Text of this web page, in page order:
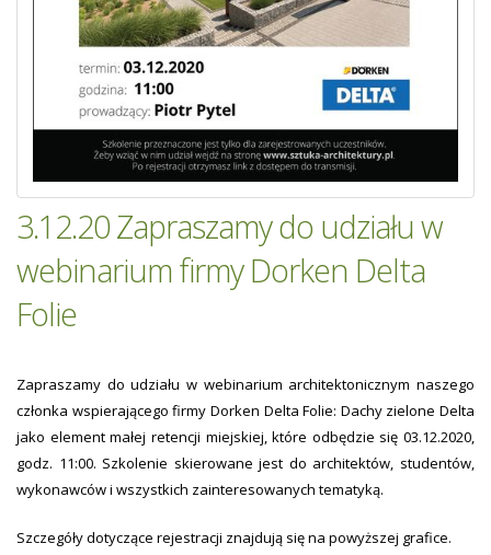
3.12.20 Zapraszamy do udziału w
webinarium firmy Dorken Delta
Folie
Zapraszamy do udziału w webinarium architektonicznym naszego
członka wspierającego firmy Dorken Delta Folie: Dachy zielone Delta
jako element małej retencji miejskiej, które odbędzie się 03.12.2020,
godz. 11:00. Szkolenie skierowane jest do architektów, studentów,
wykonawców i wszystkich zainteresowanych tematyką.
Szczegóły dotyczące rejestracji znajdują się na powyższej grafice.